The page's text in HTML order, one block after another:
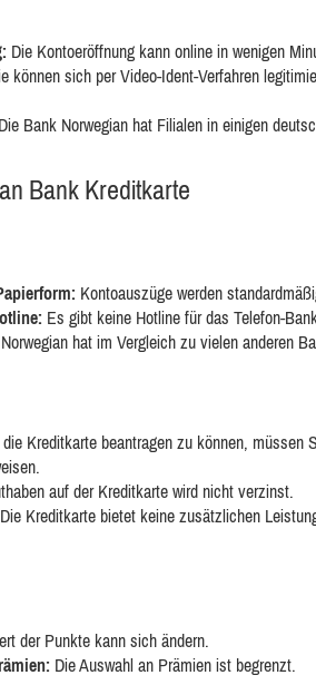
Die Kontoeröffnung kann online in wenigen
können sich per Video-Ident-Verfahren
Die Bank Norwegian hat Filialen in einigen
Bank Kreditkarte
Kontoauszüge werden
Es gibt keine Hotline für das Telefon-
hat im Vergleich zu vielen anderen
die Kreditkarte beantragen zu können, müssen
auf der Kreditkarte wird nicht verzinst.
Die Kreditkarte bietet keine zusätzlichen
der Punkte kann sich ändern.
Die Auswahl an Prämien ist begrenzt.